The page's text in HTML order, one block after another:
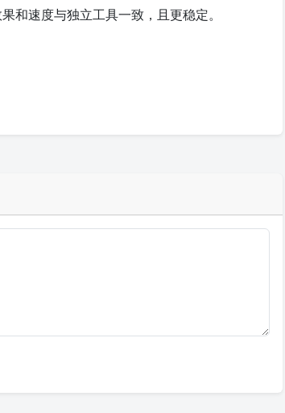
和速度与独立工具一致，且更稳定。